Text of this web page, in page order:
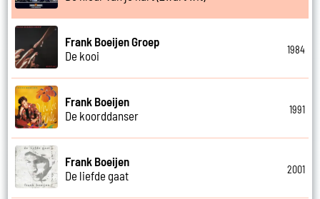
Frank Boeijen Groep
De kooi
1984
Frank Boeijen
De koorddanser
1991
Frank Boeijen
De liefde gaat
2001